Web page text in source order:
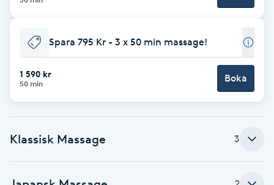
Barber
Barnklippning
Blowout
Bottenfärg
Spara 795 Kr - 3 x 50 min massage!
1 590 kr
50 min Boka
Klassisk Massage 3